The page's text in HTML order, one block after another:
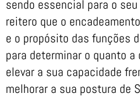
sendo essencial para o
reitero que o
e o propósito das funções
para determinar o quanto a
elevar a sua capacidade
melhorar a sua postura de